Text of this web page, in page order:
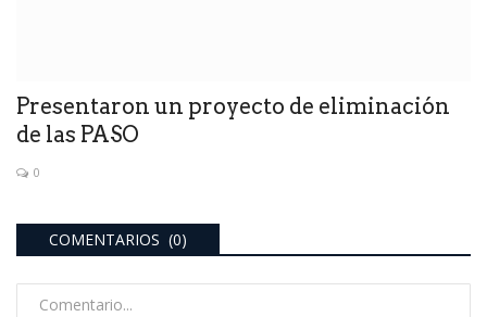
Presentaron un proyecto de eliminación
de las PASO
0
COMENTARIOS (0)